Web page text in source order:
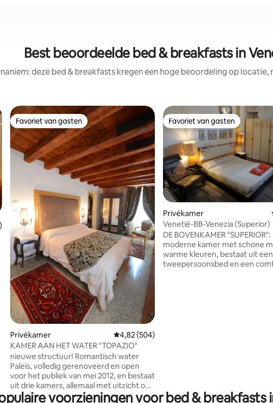
Best beoordeelde bed & breakfasts in
deze bed & breakfasts kregen een hoge beoordeling op locatie,
beoordeling van 4,84 op 5, 331 recensies
Favoriet van gasten
Favoriet van gasten
Privékamer Gemiddelde beoordeling van 4,82 op 5, 504
4,82 (504)
KAMER AAN HET WATER "TOPAZIO"
nieuwe structuur! Romantisch water
Paleis, volledig gerenoveerd en open
voor het publiek van mei 2012, en bestaat
uit drie kamers, allemaal met uitzicht op
de oude stenen muren zijn ingericht
Favoriet van gasten
Favoriet van gasten
Privékamer
Venetië-BB-Venezia (Superior)
DE BOVENKAMER "SUPERIOR": De
moderne kamer met schone
warme kleuren, bestaat uit een
tweepersoonsbed en een
voorzieningen voor bed & breakfasts